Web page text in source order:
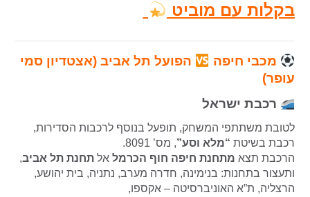
בקלות עם מוביט
מכבי חיפה
הפועל תל אביב (אצטדיון סמי
עופר)
רכבת ישראל
לטובת משתתפי המשחק, תופעל בנוסף לרכבות הסדירות,
רכבת בשיטת “מלא וסע”, מס’ 8091.
הרכבת תצא מתחנת חיפה חוף הכרמל אל תחנת תל אביב,
ותעצור בתחנות: בנימינה, חדרה מערב, נתניה, בית יהושע,
הרצליה, ת”א האוניברסיטה – אקספו,